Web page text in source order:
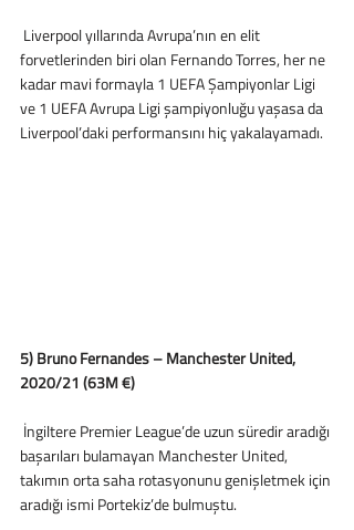
forvetlerinden biri olan Fernando Torres, her ne
kadar mavi formayla 1 UEFA Şampiyonlar Ligi
ve 1 UEFA Avrupa Ligi şampiyonluğu yaşasa da
Liverpool’daki performansını hiç yakalayamadı.
5) Bruno Fernandes – Manchester United,
2020/21 (63M €)
başarıları bulamayan Manchester United,
takımın orta saha rotasyonunu genişletmek için
aradığı ismi Portekiz’de bulmuştu.